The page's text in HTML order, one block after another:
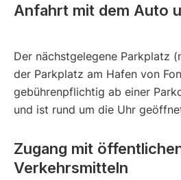
Anfahrt mit dem Auto
Der nächstgelegene Parkplatz
der Parkplatz am Hafen von
gebührenpflichtig ab einer
und ist rund um die Uhr
Zugang mit
Verkehrsmitteln